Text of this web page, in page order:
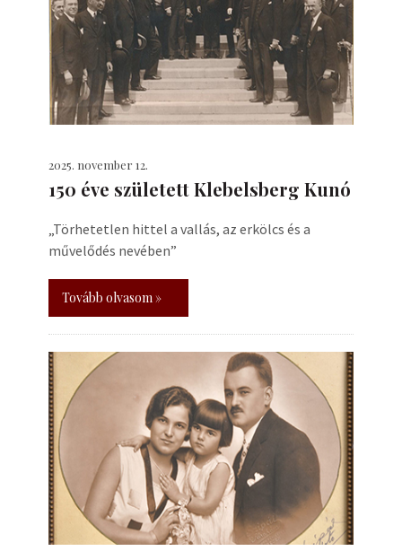
2025. november 12.
150 éve született Klebelsberg Kunó
„Törhetetlen hittel a vallás, az erkölcs és a
művelődés nevében”
Tovább olvasom »